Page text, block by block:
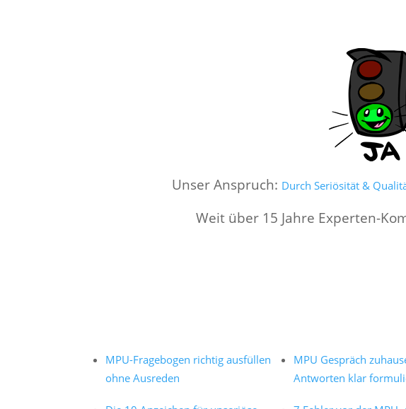
Unser Anspruch: Durch Seriösität &
Weit über 15 Jahre Experten-
MPU-Fragebogen richtig ausfüllen
ohne Ausreden
MPU Gespräch
Antworten klar